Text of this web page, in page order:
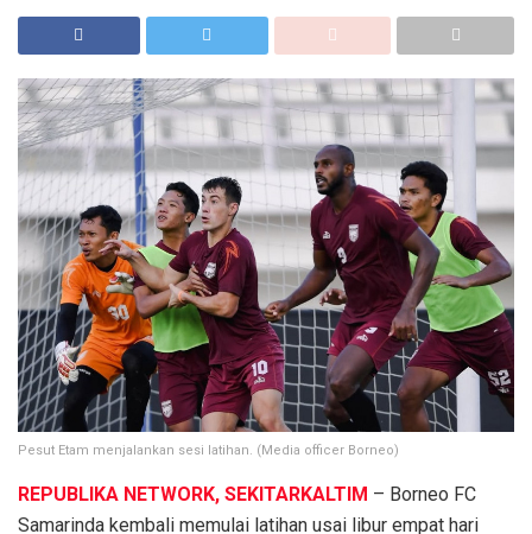
Pesut Etam menjalankan sesi latihan. (Media officer Borneo)
REPUBLIKA NETWORK, SEKITARKALTIM – Borneo FC
Samarinda kembali memulai latihan usai libur empat hari